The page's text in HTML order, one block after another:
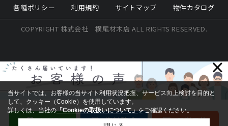
各種ポリシー 利用規約 サイトマップ 物件カタログ
COPYRIGHT 株式会社 横尾材木店 ALL RIGHTS RESERVED.
×
当サイトでは、お客様の当サイト利用状況把握、サービス向上検討を目的と
して、クッキー（Cookie）を使用しています。
詳しくは、当社の「Cookieの取扱いについて」をご確認ください。